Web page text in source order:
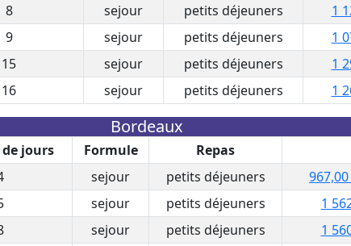
8 sejour petits déjeuners 1
9 sejour petits déjeuners 1
15 sejour petits déjeuners 1
16 sejour petits déjeuners 1
Bordeaux
jours Formule Repas
sejour petits déjeuners
sejour petits déjeuners 1
sejour petits déjeuners 1